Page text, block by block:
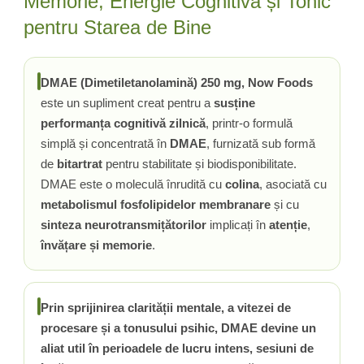
Tiamina (Vitamina B1)
Tirozina
Tribulus (Coltii Babei)
Triptofan
Turmeric (Curcumin)
Ulei de Cocos
Ulei Seminte Dovleac (Pumpkin)
Ulm Alunecos (Slippery Elm)
Urzica (Stinging Nettle)
Usturoi (Garlic)
Valeriana
Vitamina B12 (Cobalamina)
Vitamina A (Retinol)
pentru Starea de Bine
DMAE (Dimetiletanolamină) 250 mg, Now Foods
este un supliment creat pentru a susține
performanța cognitivă zilnică, printr-o formulă
simplă și concentrată în DMAE, furnizată sub formă
de bitartrat pentru stabilitate și biodisponibilitate.
DMAE este o moleculă înrudită cu colina, asociată cu
metabolismul fosfolipidelor membranare și cu
sinteza neurotransmițătorilor implicați în atenție,
învățare și memorie.
Prin sprijinirea clarității mentale, a vitezei de
procesare și a tonusului psihic, DMAE devine un
aliat util în perioadele de lucru intens, sesiuni de